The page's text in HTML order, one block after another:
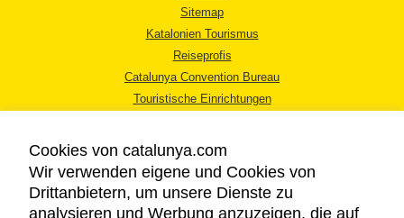
Sitemap
Katalonien Tourismus
Reiseprofis
Catalunya Convention Bureau
Touristische Einrichtungen
Cookies von catalunya.com
Wir verwenden eigene und Cookies von
Drittanbietern, um unsere Dienste zu
analysieren und Werbung anzuzeigen, die auf